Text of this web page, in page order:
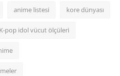
anime listesi kore dünyası
K-pop idol vücut ölçüleri